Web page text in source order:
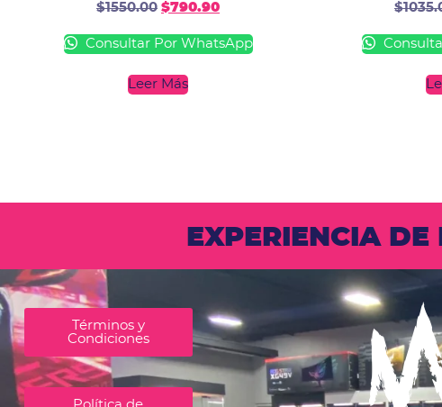
$1550.00 $790.90
Consultar Por WhatsApp
Leer Más
$
EXPERIENCIA
Términos y
Condiciones